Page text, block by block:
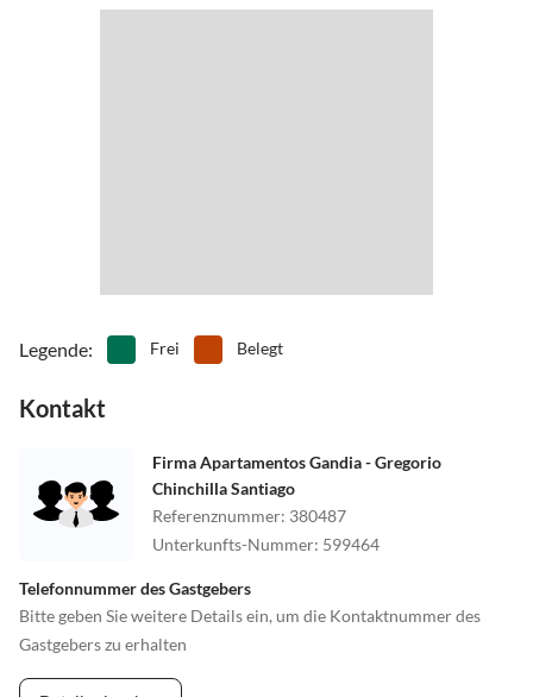
Legende: Frei Belegt
Kontakt
Firma Apartamentos Gandia - Gregorio
Chinchilla Santiago
Referenznummer: 380487
Unterkunfts-Nummer: 599464
Telefonnummer des Gastgebers
Bitte geben Sie weitere Details ein, um die Kontaktnummer des
Gastgebers zu erhalten